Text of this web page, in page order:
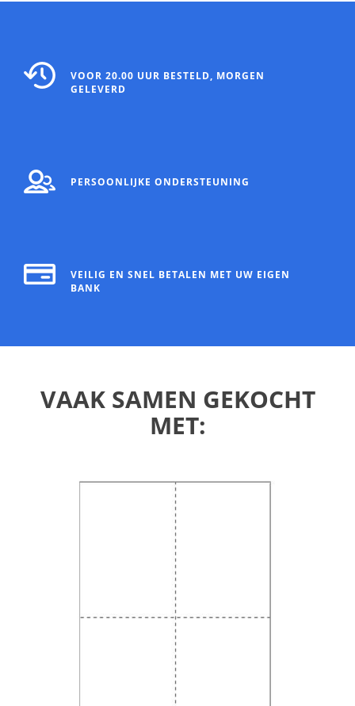
VOOR 20.00 UUR BESTELD, MORGEN
GELEVERD
PERSOONLIJKE ONDERSTEUNING
VEILIG EN SNEL BETALEN MET UW EIGEN
BANK
VAAK SAMEN GEKOCHT
MET: